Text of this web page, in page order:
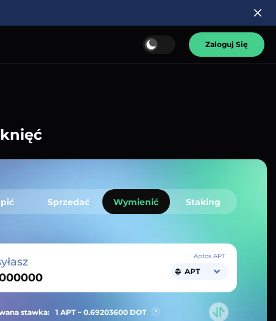
Zaloguj Się
Sprzedać Wymienić Staking
Aptos APT
APT
stawka: 1 APT ~ 0.69203600 DOT